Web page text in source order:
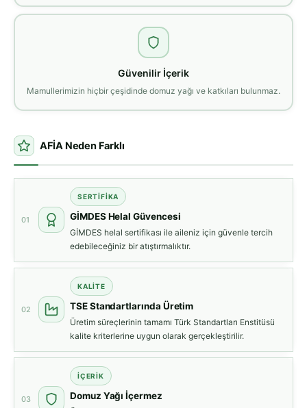
Güvenilir İçerik
Mamullerimizin hiçbir çeşidinde domuz yağı ve katkıları bulunmaz.
AFİA Neden Farklı
01
SERTIFIKA
GİMDES Helal Güvencesi
GİMDES helal sertifikası ile aileniz için güvenle tercih
edebileceğiniz bir atıştırmalıktır.
02
KALITE
TSE Standartlarında Üretim
Üretim süreçlerinin tamamı Türk Standartları Enstitüsü
kalite kriterlerine uygun olarak gerçekleştirilir.
03
İÇERIK
Domuz Yağı İçermez